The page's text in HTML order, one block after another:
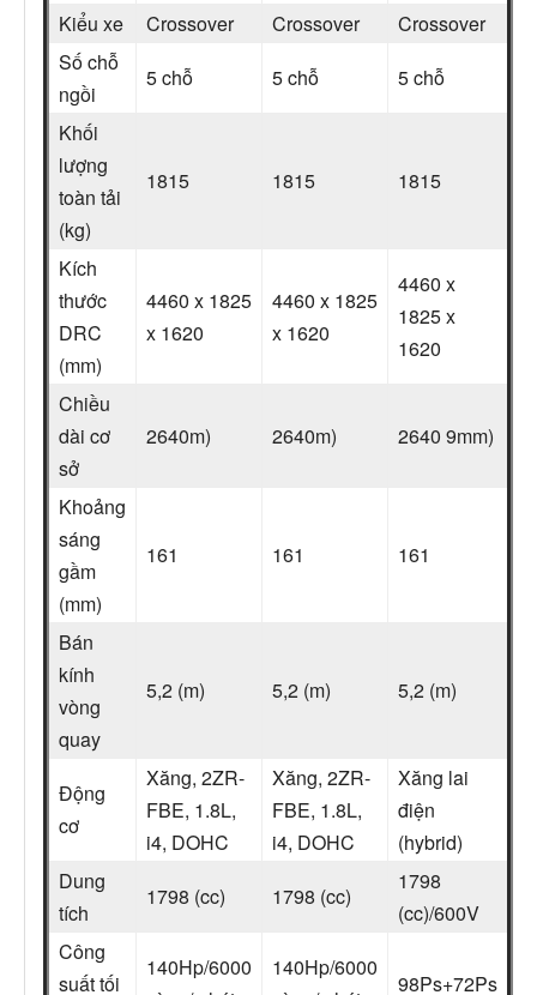
Kiểu xe
Crossover Crossover
Crossover
Số chỗ
ngồi
5 chỗ 5 chỗ
5 chỗ
Khối
lượng
toàn tải
(kg)
1815 1815 1815
Kích
thước
DRC
(mm)
4460 x 1825
x 1620
4460 x 1825
x 1620
4460 x
1825 x
1620
Chiều
dài cơ
sở
2640m) 2640m) 2640 9mm)
Khoảng
sáng
gầm
(mm)
161 161 161
Bán
kính
vòng
quay
5,2 (m) 5,2 (m) 5,2 (m)
Động
cơ
Xăng, 2ZR-
FBE, 1.8L,
i4, DOHC
Xăng, 2ZR-
FBE, 1.8L,
i4, DOHC
Xăng lai
điện
(hybrid)
Dung
tích
1798 (cc) 1798 (cc)
1798
(cc)/600V
Công
suất tối
140Hp/6000
140Hp/6000
98Ps+72Ps